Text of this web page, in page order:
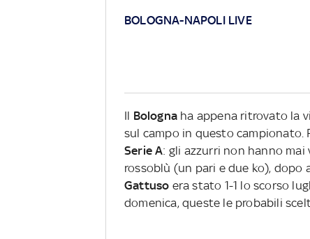
BOLOGNA-NAPOLI LIVE
Il Bologna ha appena ritrovato la
sul campo in questo campionato.
Serie A: gli azzurri non hanno
rossoblù (un pari e due ko), dopo
Gattuso era stato 1-1 lo scorso
domenica, queste le probabili